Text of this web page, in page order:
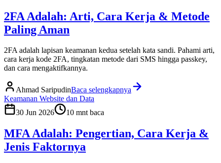
2FA Adalah: Arti, Cara Kerja & Metode
Paling Aman
2FA adalah lapisan keamanan kedua setelah kata sandi. Pahami arti,
cara kerja kode 2FA, tingkatan metode dari SMS hingga passkey,
dan cara mengaktifkannya.
Ahmad SaripudinBaca selengkapnya
Keamanan Website dan Data
30 Jun 2026
10 mnt baca
MFA Adalah: Pengertian, Cara Kerja &
Jenis Faktornya